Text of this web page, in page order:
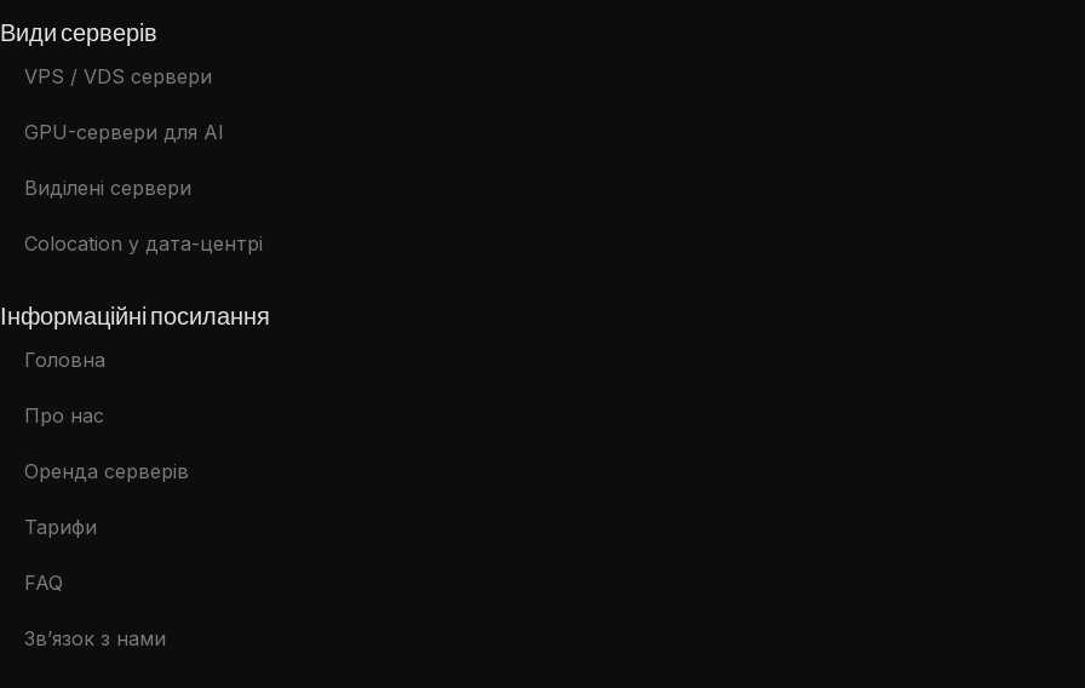
Види серверів
VPS / VDS сервери
GPU-сервери для AI
Виділені сервери
Colocation у дата-центрі
Інформаційні посилання
Головна
Про нас
Оренда серверів
Тарифи
FAQ
Зв’язок з нами